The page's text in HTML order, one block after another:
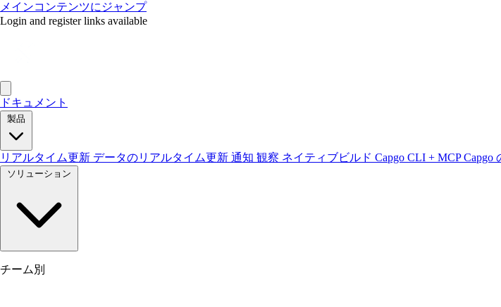
メインコンテンツにジャンプ
Login and register links available
ドキュメント
製品
リアルタイム更新 データのリアルタイム更新 通知 観察 ネイティブビルド Capgo CLI + MCPCapgo
ソリューション
チーム別